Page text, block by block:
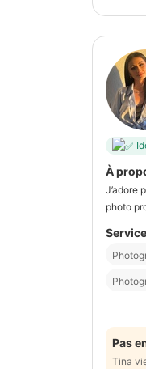
À
J’adore
photo
Pas
Tina